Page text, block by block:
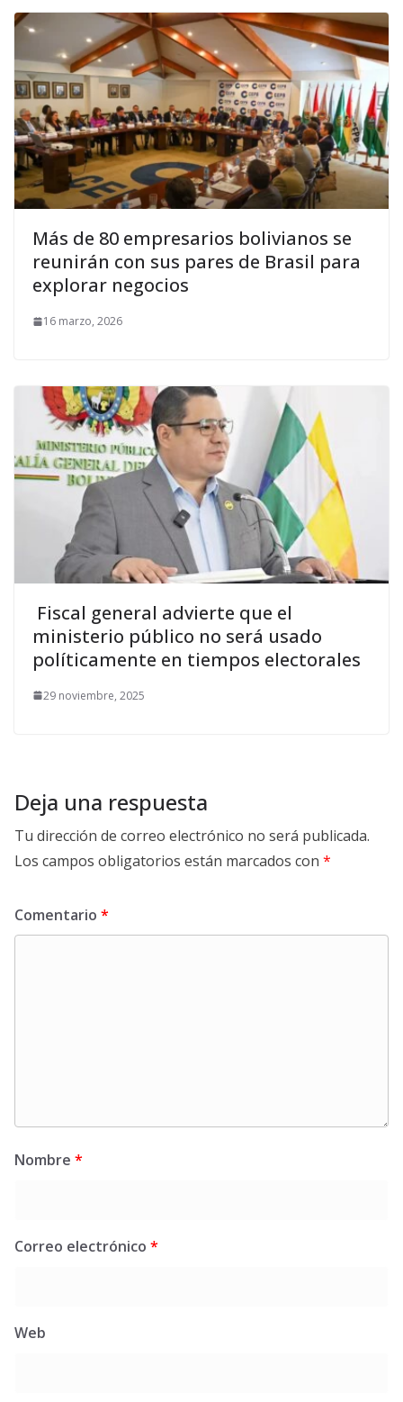
Más de 80 empresarios bolivianos se
reunirán con sus pares de Brasil para
explorar negocios
16 marzo, 2026
Fiscal general advierte que el
ministerio público no será usado
políticamente en tiempos electorales
29 noviembre, 2025
Deja una respuesta
Tu dirección de correo electrónico no será publicada.
Los campos obligatorios están marcados con *
Comentario *
Nombre *
Correo electrónico *
Web